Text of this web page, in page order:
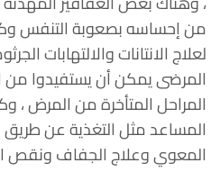
من إحساسه بصعوبة التنفس
لعلاج الانتانات والالتهابات
المرضى يمكن أن يستفيدوا من
المراحل المتأخرة من المرض ،
المساعد مثل التغذية عن طريق
المعوي وعلاج الجفاف ونقص